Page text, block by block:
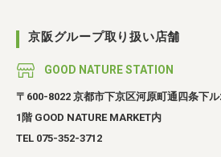
京阪グループ取り扱い店舗
GOOD NATURE STATION
〒600-8022 京都市下京区河原町通四条下
1階 GOOD NATURE MARKET内
TEL 075-352-3712